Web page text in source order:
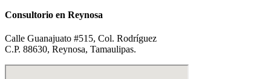
Consultorio en Reynosa
Calle Guanajuato #515, Col. Rodríguez
C.P. 88630, Reynosa, Tamaulipas.